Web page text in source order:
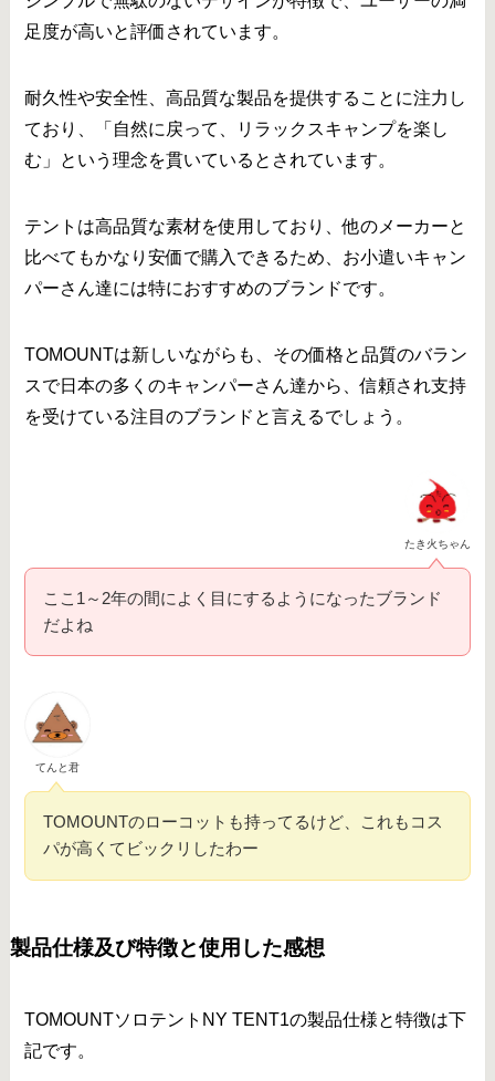
足度が高いと評価されています。
耐久性や安全性、高品質な製品を提供することに注力し
ており、「自然に戻って、リラックスキャンプを楽し
む」という理念を貫いているとされています。
テントは高品質な素材を使用しており、他のメーカーと
比べてもかなり安価で購入できるため、お小遣いキャン
パーさん達には特におすすめのブランドです。
TOMOUNTは新しいながらも、その価格と品質のバラン
スで日本の多くのキャンパーさん達から、信頼され支持
を受けている注目のブランドと言えるでしょう。
たき火ちゃん
ここ1～2年の間によく目にするようになったブランド
だよね
てんと君
TOMOUNTのローコットも持ってるけど、これもコス
パが高くてビックリしたわー
製品仕様及び特徴と使用した感想
TOMOUNTソロテントNY TENT1の製品仕様と特徴は下
記です。